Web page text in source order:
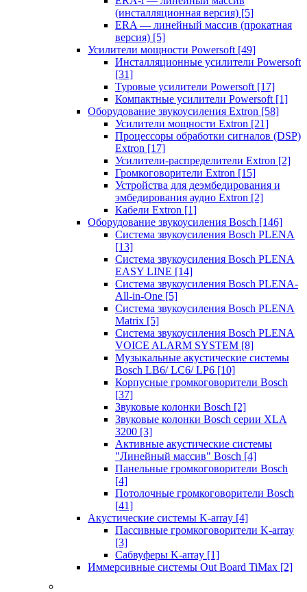
(инсталляционная версия) [5]
ERA — линейный массив (прокатная
версия) [5]
Усилители мощности Powersoft [49]
Инсталляционные усилители Powersoft
[31]
Туровые усилители Powersoft [17]
Компактные усилители Powersoft [1]
Оборудование звукоусиления Extron [58]
Усилители мощности Extron [21]
Процессоры обработки сигналов (DSP)
Extron [17]
Усилители-распределители Extron [2]
Громкоговорители Extron [15]
Устройства для деэмбедирования и
эмбедирования аудио Extron [2]
Кабели Extron [1]
Оборудование звукоусиления Bosch [146]
Система звукоусиления Bosch PLENA
[13]
Система звукоусиления Bosch PLENA
EASY LINE [14]
Система звукоусиления Bosch PLENA-
All-in-One [5]
Система звукоусиления Bosch PLENA
Matrix [5]
Система звукоусиления Bosch PLENA
VOICE ALARM SYSTEM [8]
Музыкальные акустические системы
Bosch LB6/ LC6/ LP6 [10]
Корпусные громкоговорители Bosch
[37]
Звуковые колонки Bosch [2]
Звуковые колонки Bosch серии XLA
3200 [3]
Активные акустические системы
"Линейный массив" Bosch [4]
Панельные громкоговорители Bosch
[4]
Потолочные громкоговорители Bosch
[41]
Акустические системы K-array [4]
Пассивные громкоговорители K-array
[3]
Сабвуферы K-array [1]
Иммерсивные системы Out Board TiMax [2]